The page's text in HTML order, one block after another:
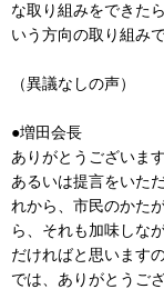
な取り組みをできた
いう方向の取り組みで
（異議なしの声）
●増田会長
ありがとうございま
あるいは提言をいた
れから、市民のかた
ら、それも加味しな
だければと思います
では、ありがとうご